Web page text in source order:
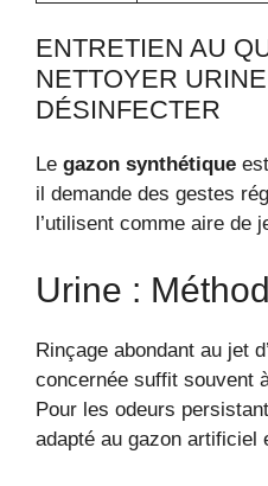
ENTRETIEN AU
NETTOYER
DÉSINFECTER
Le gazon synthétique
il demande des gestes
l’utilisent comme aire de
Urine :
Rinçage abondant au jet
concernée suffit souvent
Pour les odeurs
adapté au gazon artificiel